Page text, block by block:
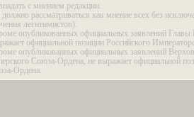
с мнением редакции.
рассматриваться как мнение всех без
легитимистов).
опубликованных официальных заявлений Главы
официальной позиции Российского
опубликованных официальных заявлений
Союза-Ордена, не выражает официальной
Ордена.